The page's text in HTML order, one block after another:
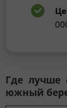
Где лучше
южный